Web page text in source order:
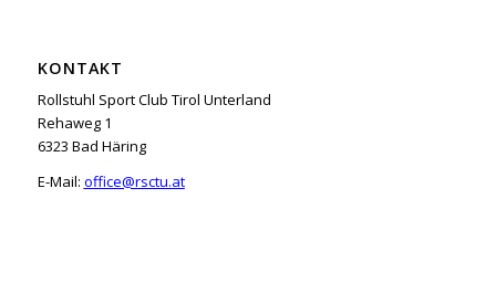
KONTAKT
Rollstuhl Sport Club Tirol Unterland
Rehaweg 1
6323 Bad Häring
E-Mail: office@rsctu.at